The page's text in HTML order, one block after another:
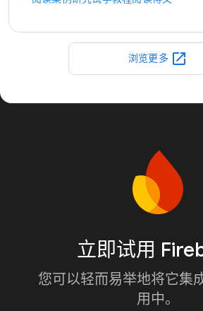
浏览更多 open_in_new
立即试用
您可以轻而易举地将它集
用中。